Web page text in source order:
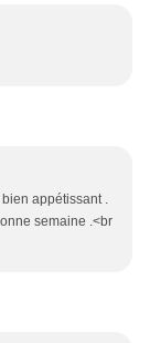
appétissant .
semaine .<br